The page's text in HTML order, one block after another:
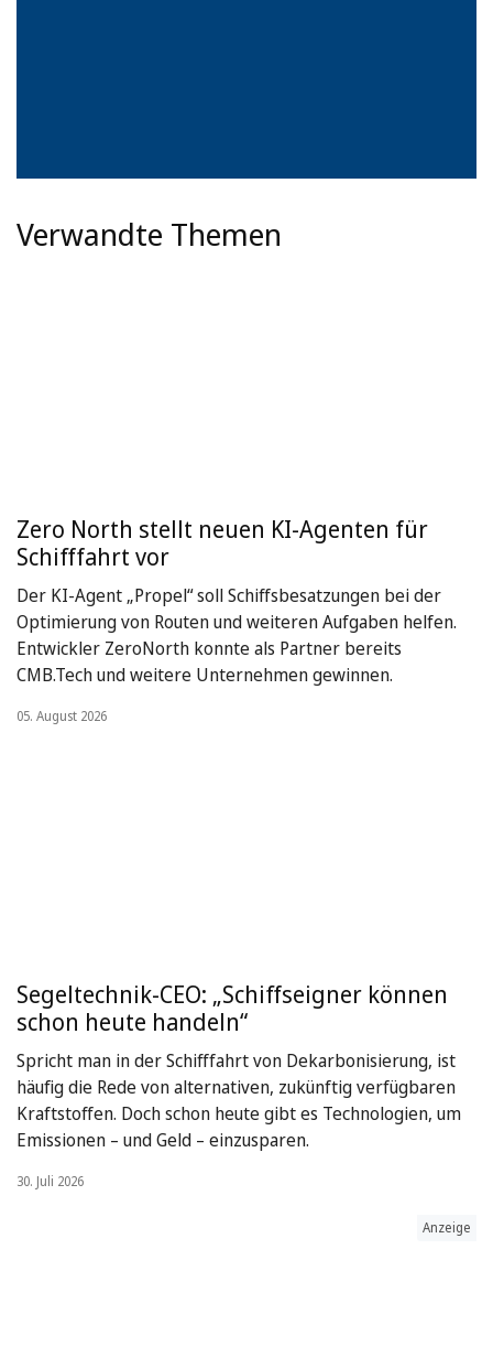
Verwandte Themen
Zero North stellt neuen KI-Agenten für
Schifffahrt vor
Der KI-Agent „Propel“ soll Schiffsbesatzungen bei der
Optimierung von Routen und weiteren Aufgaben helfen.
Entwickler ZeroNorth konnte als Partner bereits
CMB.Tech und weitere Unternehmen gewinnen.
05. August 2026
Segeltechnik-CEO: „Schiffseigner können
schon heute handeln“
Spricht man in der Schifffahrt von Dekarbonisierung, ist
häufig die Rede von alternativen, zukünftig verfügbaren
Kraftstoffen. Doch schon heute gibt es Technologien, um
Emissionen – und Geld – einzusparen.
30. Juli 2026
Anzeige